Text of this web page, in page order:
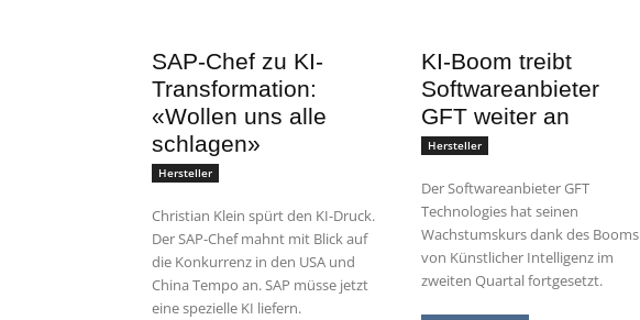
SAP-Chef zu KI-
Transformation:
«Wollen uns alle
schlagen»
Hersteller
Christian Klein spürt den KI-Druck.
Der SAP-Chef mahnt mit Blick auf
die Konkurrenz in den USA und
China Tempo an. SAP müsse jetzt
eine spezielle KI liefern.
KI-Boom treibt
Softwareanbieter
GFT weiter an
Hersteller
Der Softwareanbieter GFT
Technologies hat seinen
Wachstumskurs dank des Booms
von Künstlicher Intelligenz im
zweiten Quartal fortgesetzt.